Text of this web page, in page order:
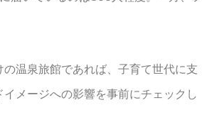
温泉旅館であれば、子育て世代に支
メージへの影響を事前にチェックし